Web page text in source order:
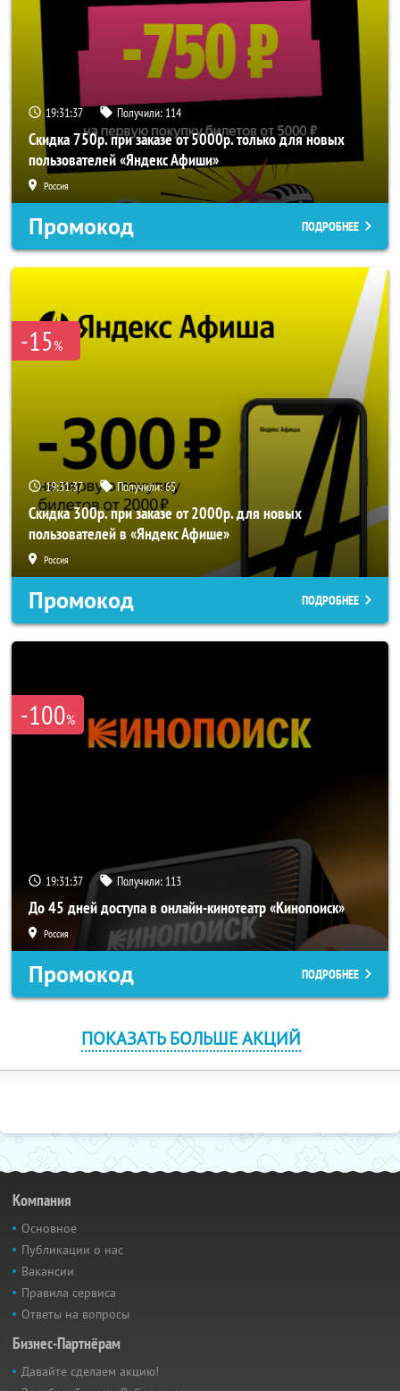
19:31:37 Получили: 114
Скидка 750р. при заказе от 5000р. только для новых
пользователей «Яндекс Афиши»
Россия
Промокод ПОДРОБНЕЕ
-15%
19:31:37 Получили:65
Скидка 300р. при заказе от 2000р. для новых
пользователей в «Яндекс Афише»
Россия
Промокод ПОДРОБНЕЕ
-100%
19:31:37 Получили: 113
До 45 дней доступа в онлайн-кинотеатр «Кинопоиск»
Россия
Промокод ПОДРОБНЕЕ
ПОКАЗАТЬ БОЛЬШЕ АКЦИЙ
Компания
Основное
Публикации о нас
Вакансии
Правила сервиса
Ответы на вопросы
Бизнес-Партнёрам
Давайте сделаем акцию!